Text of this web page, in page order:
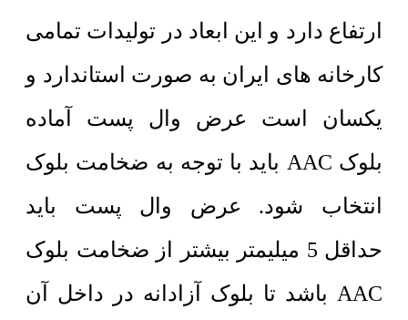
ارتفاع دارد و این ابعاد در تولیدات تمامی
کارخانه های ایران به صورت استاندارد و
یکسان است عرض وال پست آماده
بلوک AAC باید با توجه به ضخامت بلوک
انتخاب شود. عرض وال پست باید
حداقل 5 میلیمتر بیشتر از ضخامت بلوک
AAC باشد تا بلوک آزادانه در داخل آن